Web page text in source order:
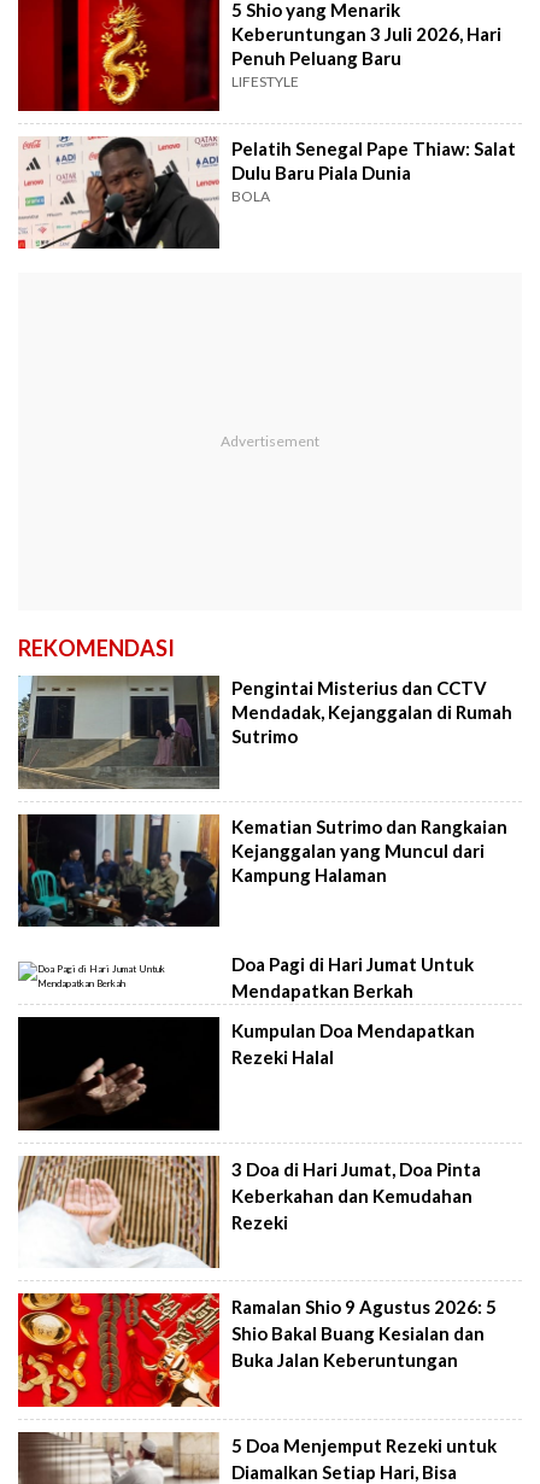
5 Shio yang Menarik
Keberuntungan 3 Juli 2026, Hari
Penuh Peluang Baru
LIFESTYLE
Pelatih Senegal Pape Thiaw: Salat
Dulu Baru Piala Dunia
BOLA
REKOMENDASI
Pengintai Misterius dan CCTV
Mendadak, Kejanggalan di Rumah
Sutrimo
Kematian Sutrimo dan Rangkaian
Kejanggalan yang Muncul dari
Kampung Halaman
Doa Pagi di Hari Jumat Untuk
Mendapatkan Berkah
Kumpulan Doa Mendapatkan
Rezeki Halal
3 Doa di Hari Jumat, Doa Pinta
Keberkahan dan Kemudahan
Rezeki
Ramalan Shio 9 Agustus 2026: 5
Shio Bakal Buang Kesialan dan
Buka Jalan Keberuntungan
5 Doa Menjemput Rezeki untuk
Diamalkan Setiap Hari, Bisa